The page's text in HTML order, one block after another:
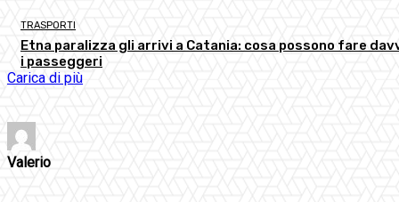
TRASPORTI
Etna paralizza gli arrivi a Catania: cosa possono fare
i passeggeri
Carica di più
Valerio